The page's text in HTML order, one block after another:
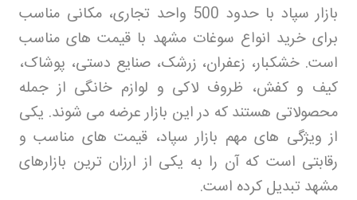
بازار سپاد با حدود 500 واحد تجاری، مکانی مناسب
برای خرید انواع سوغات مشهد با قیمت های مناسب
است. خشکبار، زعفران، زرشک، صنایع دستی، پوشاک،
کیف و کفش، ظروف لاکی و لوازم خانگی از جمله
محصولاتی هستند که در این بازار عرضه می شوند. یکی
از ویژگی های مهم بازار سپاد، قیمت های مناسب و
رقابتی است که آن را به یکی از ارزان ترین بازارهای
مشهد تبدیل کرده است.